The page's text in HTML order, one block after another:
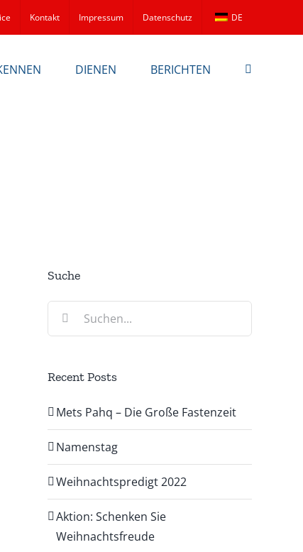
Kontakt Impressum Datenschutz DE
DIENEN BERICHTEN
Suche
Suche
Recent Posts
Mets Pahq – Die Große Fastenzeit
Namenstag
Weihnachtspredigt 2022
Aktion: Schenken Sie
Weihnachtsfreude